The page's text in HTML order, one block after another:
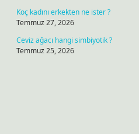
Koç kadını erkekten ne ister ?
Temmuz 27, 2026
Ceviz ağacı hangi simbiyotik ?
Temmuz 25, 2026